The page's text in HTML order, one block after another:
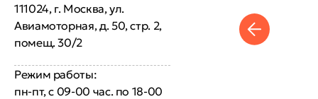
111024, г. Москва, ул.
Авиамоторная, д. 50, стр. 2,
помещ. 30/2
Режим работы:
пн-пт, с 09-00 час. по 18-00